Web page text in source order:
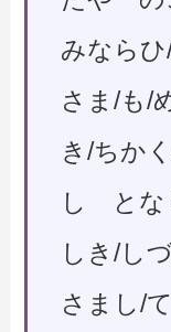
みなら
さま/も/
き/ちか
し とな
しき/し
さまし/